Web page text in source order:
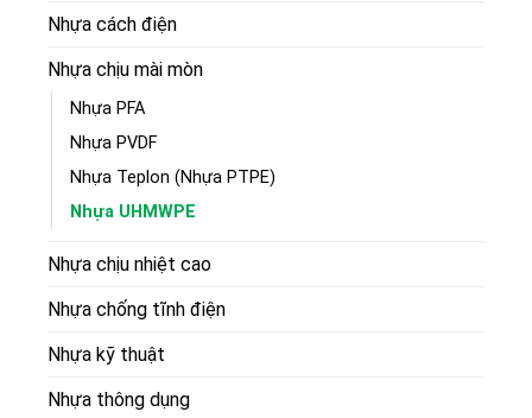
Nhựa cách điện
Nhựa chịu mài mòn
Nhựa PFA
Nhựa PVDF
Nhựa Teplon (Nhựa PTPE)
Nhựa UHMWPE
Nhựa chịu nhiệt cao
Nhựa chống tĩnh điện
Nhựa kỹ thuật
Nhựa thông dụng